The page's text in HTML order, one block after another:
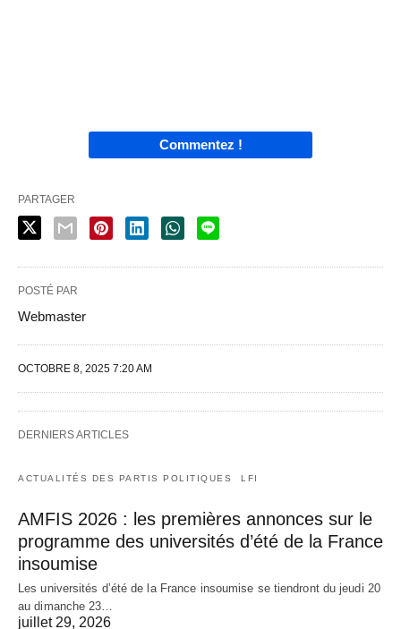
Commentez !
PARTAGER
POSTÉ PAR
Webmaster
OCTOBRE 8, 2025 7:20 AM
DERNIERS ARTICLES
ACTUALITÉS DES PARTIS POLITIQUES LFI
AMFIS 2026 : les premières annonces sur le
programme des universités d’été de la France
insoumise
Les universités d’été de la France insoumise se tiendront du jeudi 20
au dimanche 23…
juillet 29, 2026